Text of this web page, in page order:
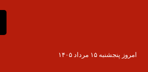
امروز پنجشنبه ۱۵ مرداد ۱۴۰۵